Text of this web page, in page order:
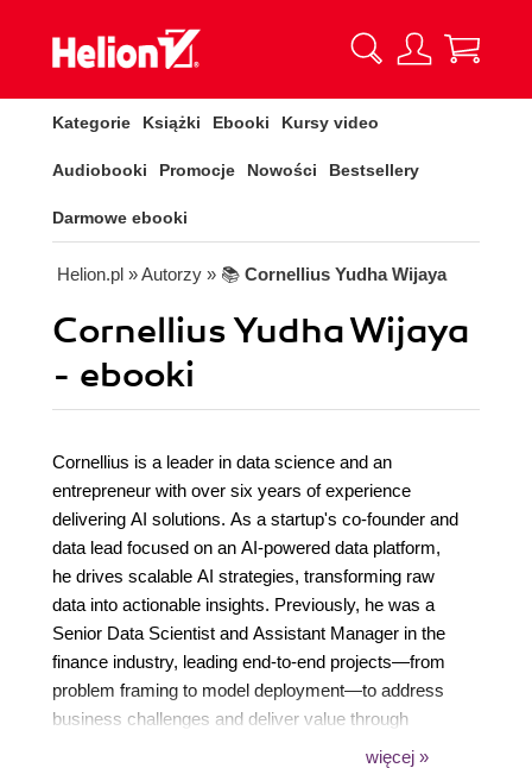
Kategorie Książki Ebooki Kursy video
Audiobooki Promocje Nowości Bestsellery
Darmowe ebooki
Helion.pl » Autorzy » 📚 Cornellius Yudha Wijaya
Cornellius Yudha Wijaya
- ebooki
Cornellius is a leader in data science and an
entrepreneur with over six years of experience
delivering AI solutions. As a startup's co-founder and
data lead focused on an AI-powered data platform,
he drives scalable AI strategies, transforming raw
data into actionable insights. Previously, he was a
Senior Data Scientist and Assistant Manager in the
finance industry, leading end-to-end projects—from
problem framing to model deployment—to address
business challenges and deliver value through
predictive analytics. In addition to his startup,więcej »